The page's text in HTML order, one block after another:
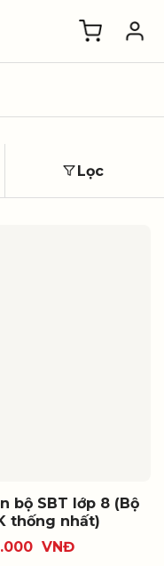
Lọc
bộ SBT lớp 8 (Bộ
thống nhất)
VNĐ